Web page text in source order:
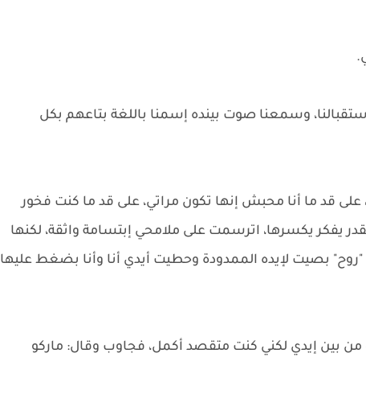
وسمعنا صوت بينده إسمنا باللغة بتاعهم بكل
قد ما أنا محبش إنها تكون مراتي، على قد ما كنت فخور
يفكر يكسرها، اترسمت على ملامحي إبتسامة واثقة، لكنها
بصيت لإيده الممدودة وحطيت أيدي أنا وأنا بضغط عليها
من بين إيدي لكني كنت متقصد أكمل، فجاوب وقال: ماركو